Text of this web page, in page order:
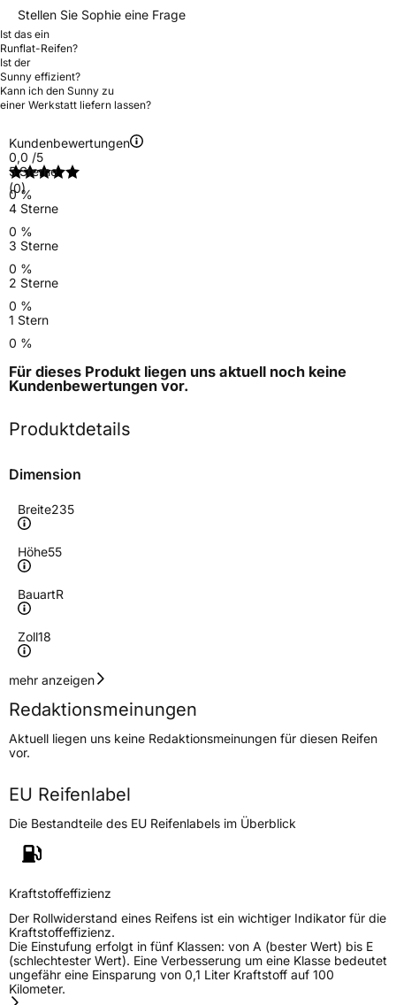
Stellen Sie Sophie eine Frage
Ist das ein
Runflat-Reifen?
Ist der
Sunny effizient?
Kann ich den Sunny zu
einer Werkstatt liefern lassen?
Kundenbewertungen
0,0 /5
(0)
5 Sterne
0 %
4 Sterne
0 %
3 Sterne
0 %
2 Sterne
0 %
1 Stern
0 %
Für dieses Produkt liegen uns aktuell noch keine
Kundenbewertungen vor.
Produktdetails
Dimension
Breite235
Höhe55
BauartR
Zoll18
Geschwindigkeitsindex
Höchstgeschwindigkeit
240 km/h
Lastindex100
Höchstlast800 kg
Generelle Merkmale
Fahrzeugtyp
VerwendungSommerreifen
ModellnameNU 025
FahrzeugartPKW & SUV
Weitere Eigenschaften
mehr anzeigen
Redaktionsmeinungen
Aktuell liegen uns keine Redaktionsmeinungen für diesen Reifen
vor.
EU Reifenlabel
Die Bestandteile des EU Reifenlabels im Überblick
Kraftstoffeffizienz
Der Rollwiderstand eines Reifens ist ein wichtiger Indikator für die
Kraftstoffeffizienz.
Die Einstufung erfolgt in fünf Klassen: von A (bester Wert) bis E
(schlechtester Wert). Eine Verbesserung um eine Klasse bedeutet
ungefähr eine Einsparung von 0,1 Liter Kraftstoff auf 100
Kilometer.